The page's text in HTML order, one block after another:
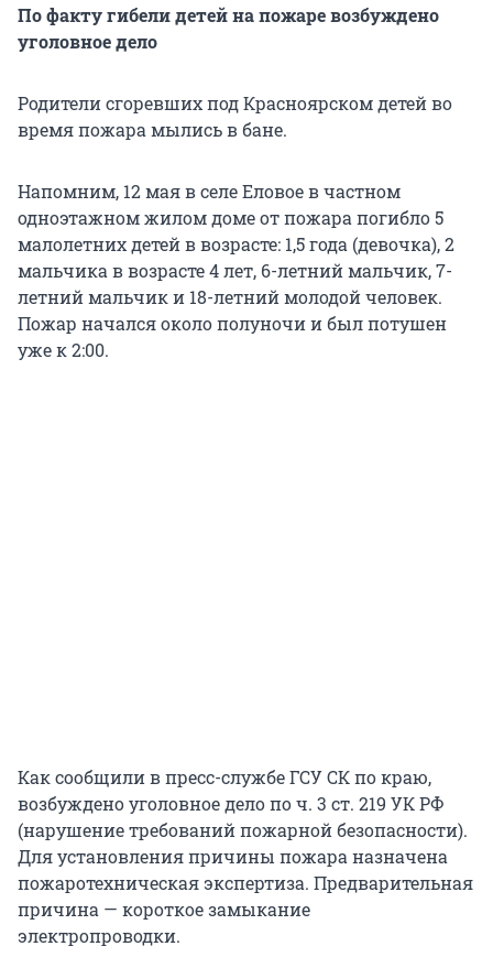
По факту гибели детей на пожаре возбуждено
уголовное дело
Родители сгоревших под Красноярском детей во
время пожара мылись в бане.
Напомним, 12 мая в селе Еловое в частном
одноэтажном жилом доме от пожара погибло 5
малолетних детей в возрасте: 1,5 года (девочка), 2
мальчика в возрасте 4 лет, 6-летний мальчик, 7-
летний мальчик и 18-летний молодой человек.
Пожар начался около полуночи и был потушен
уже к 2:00.
Как сообщили в пресс-службе ГСУ СК по краю,
возбуждено уголовное дело по ч. 3 ст. 219 УК РФ
(нарушение требований пожарной безопасности).
Для установления причины пожара назначена
пожаротехническая экспертиза. Предварительная
причина — короткое замыкание
электропроводки.